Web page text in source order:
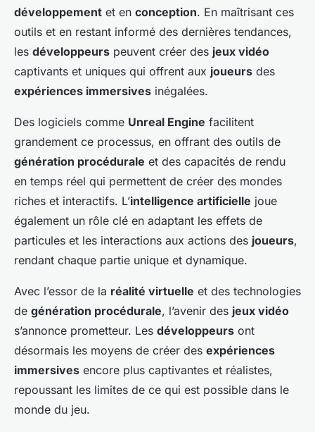
développement et en conception. En maîtrisant ces
outils et en restant informé des dernières tendances,
les développeurs peuvent créer des jeux vidéo
captivants et uniques qui offrent aux joueurs des
expériences immersives inégalées.
Des logiciels comme Unreal Engine facilitent
grandement ce processus, en offrant des outils de
génération procédurale et des capacités de rendu
en temps réel qui permettent de créer des mondes
riches et interactifs. L’intelligence artificielle joue
également un rôle clé en adaptant les effets de
particules et les interactions aux actions des joueurs,
rendant chaque partie unique et dynamique.
Avec l’essor de la réalité virtuelle et des technologies
de génération procédurale, l’avenir des jeux vidéo
s’annonce prometteur. Les développeurs ont
désormais les moyens de créer des expériences
immersives encore plus captivantes et réalistes,
repoussant les limites de ce qui est possible dans le
monde du jeu.